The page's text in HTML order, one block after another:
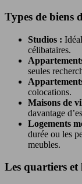
Types de biens
Studios :
célibataires.
seules
colocations.
Maisons de
davantage
Logements
durée ou les
meubles.
Les quartiers et